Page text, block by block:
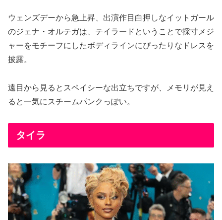
ウェンズデーから急上昇、出演作目白押しなイットガール
のジェナ・オルテガは、テイラードということで採寸メジ
ャーをモチーフにしたボディラインにぴったりなドレスを
披露。
遠目から見るとスペイシーな出立ちですが、メモリが見え
ると一気にスチームパンクっぽい。
タイラ